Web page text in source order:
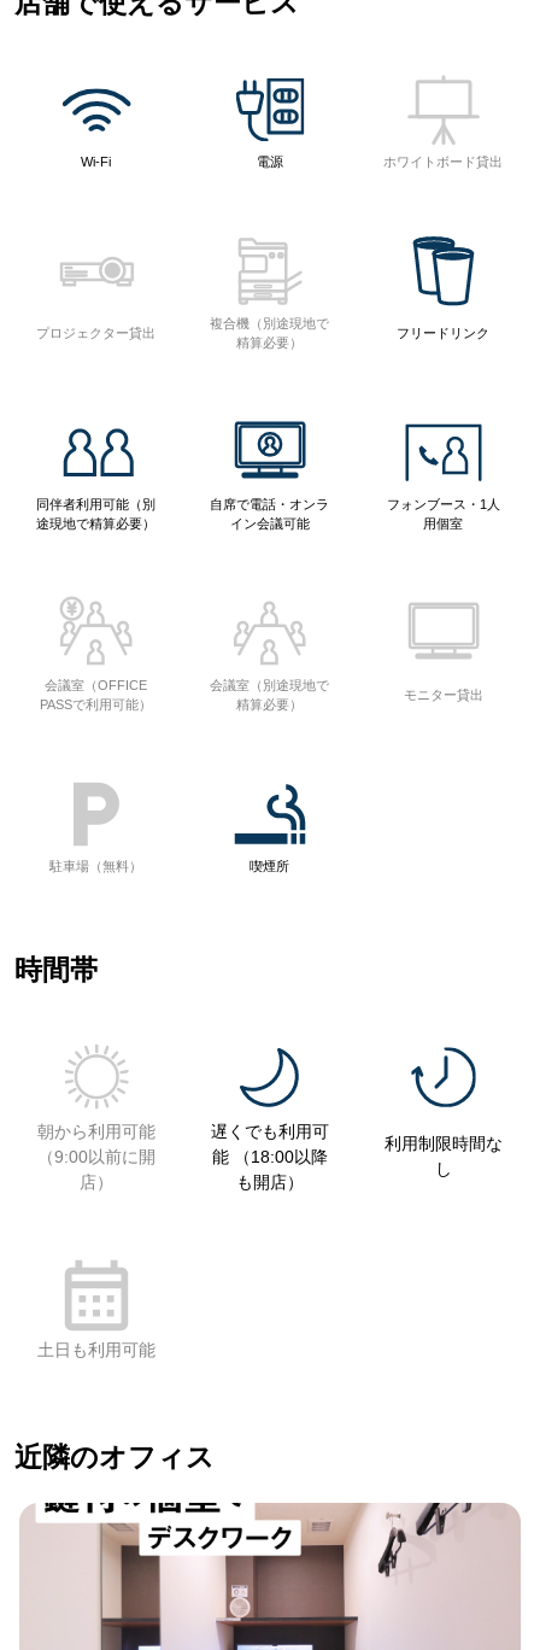
Wi-Fi 電源 ホワイトボード貸出
プロジェクター貸出
複合機（別途現地で
精算必要）
フリードリンク
同伴者利用可能（別
途現地で精算必要）
自席で電話・オンラ
イン会議可能
フォンブース・1人
用個室
会議室（OFFICE
PASSで利用可能）
会議室（別途現地で
精算必要）
モニター貸出
駐車場（無料） 喫煙所
時間帯
朝から利用可能
（9:00以前に開
店）
遅くでも利用可
能 （18:00以降
も開店）
利用制限時間な
し
土日も利用可能
近隣のオフィス